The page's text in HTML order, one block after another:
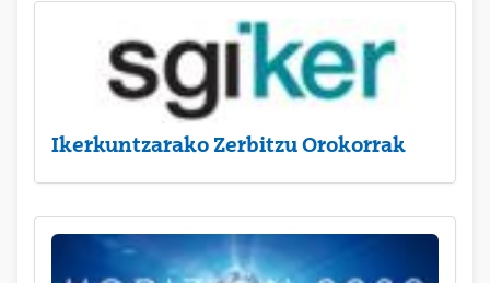
Ikerkuntzarako Zerbitzu Orokorrak